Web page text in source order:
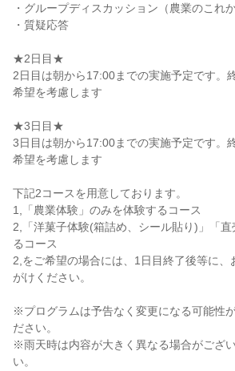
・グループディスカッション（農業のこれ
・質疑応答
★2日目★
2日目は朝から17:00までの実施予定です。
希望を考慮します
★3日目★
3日目は朝から17:00までの実施予定です。
希望を考慮します
下記2コースを用意しております。
1,「農業体験」のみを体験するコース
2,「洋菓子体験(箱詰め、シール貼り)」「直
るコース
2,をご希望の場合には、1日目終了後等に、
がけください。
※プログラムは予告なく変更になる可能性
ださい。
※雨天時は内容が大きく異なる場合がござ
い。